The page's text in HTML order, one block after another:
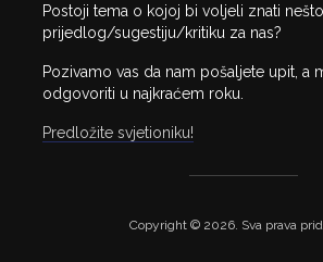
Postoji tema o kojoj bi voljeli znati
prijedlog/sugestiju/kritiku za nas?
Pozivamo vas da nam pošaljete upit, a
odgovoriti u najkraćem roku.
Predložite svjetioniku!
Copyright © 2026. Sva prava